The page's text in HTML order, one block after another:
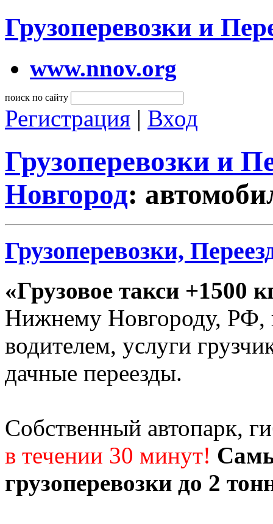
Грузоперевозки и
www.nnov.org
поиск по сайту
Регистрация | Вход
Грузоперевозки и
Новгород:
Грузоперевозки,
«Грузовое такси +1500
Нижнему Новгороду, РФ,
водителем, услуги
дачные переезды.
Собственный автопарк,
в течении 30 минут!
грузоперевозки до 2